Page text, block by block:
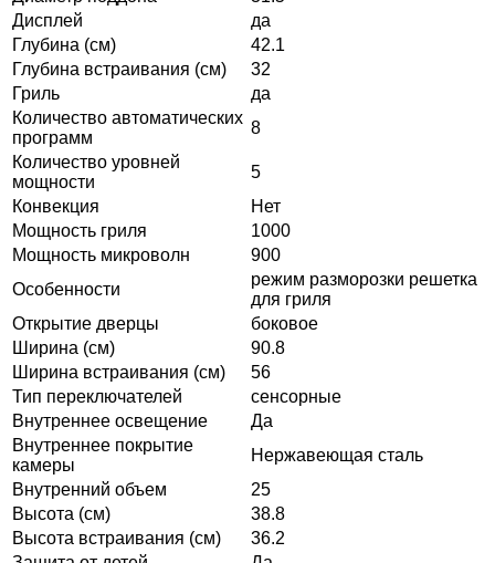
Дисплей
да
Глубина (см)
42.1
Глубина встраивания (см)
32
Гриль
да
Количество автоматических
программ
8
Количество уровней
мощности
5
Конвекция
Нет
Мощность гриля
1000
Мощность микроволн
900
Особенности
режим разморозки решетка
для гриля
Открытие дверцы
боковое
Ширина (см)
90.8
Ширина встраивания (см)
56
Тип переключателей
сенсорные
Внутреннее освещение
Да
Внутреннее покрытие
камеры
Нержавеющая сталь
Внутренний объем
25
Высота (см)
38.8
Высота встраивания (см)
36.2